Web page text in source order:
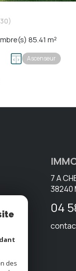
Appartement 4 pièce(s) 3 chambre(s) 85.41 m²
Ascenseur
7 A
38240
04
des